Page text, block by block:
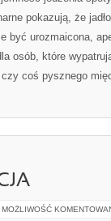
pokazują, że
być urozmaicona,
osób, które
coś pysznego
MOŻLIWOŚĆ